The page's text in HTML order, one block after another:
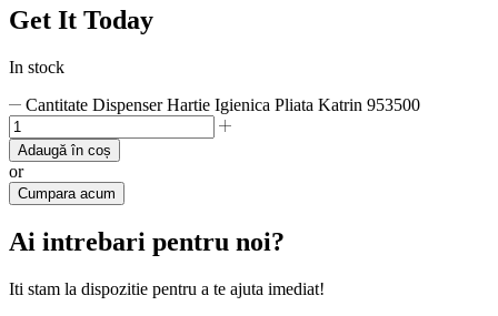
Get It Today
In stock
Cantitate Dispenser Hartie Igienica Pliata Katrin 953500
Adaugă în coș
or
Cumpara acum
Ai intrebari pentru noi?
Iti stam la dispozitie pentru a te ajuta imediat!